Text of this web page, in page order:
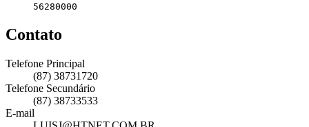
56280000
Contato
Telefone Principal
(87) 38731720
Telefone Secundário
(87) 38733533
E-mail